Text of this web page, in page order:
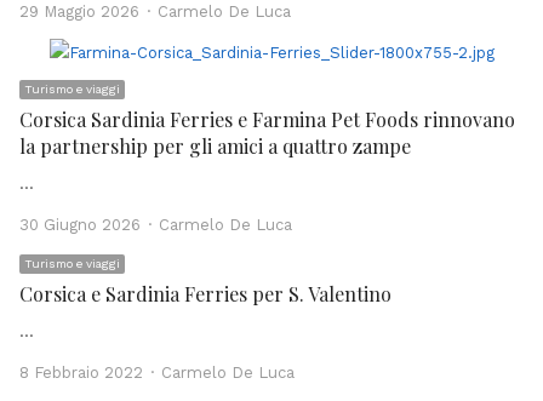
29 Maggio 2026 Author
Carmelo De Luca
Turismo e viaggi
Corsica Sardinia Ferries e Farmina Pet Foods rinnovano
la partnership per gli amici a quattro zampe
…
30 Giugno 2026 Author
Carmelo De Luca
Turismo e viaggi
Corsica e Sardinia Ferries per S. Valentino
…
8 Febbraio 2022 Author
Carmelo De Luca